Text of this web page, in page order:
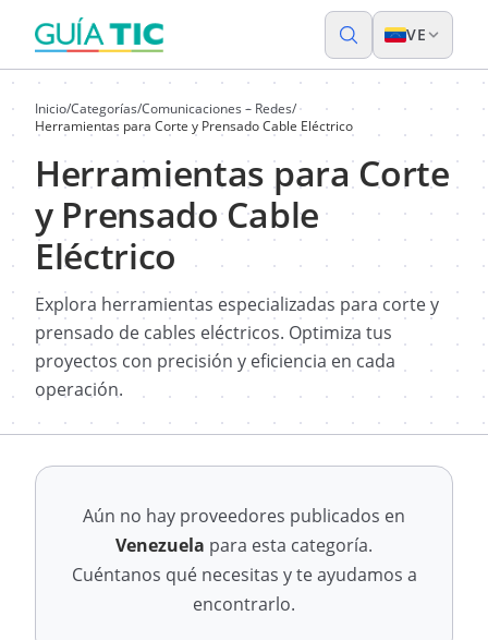
VE
Inicio/Categorías/Comunicaciones – Redes/
Herramientas para Corte y Prensado Cable Eléctrico
Herramientas para Corte
y Prensado Cable
Eléctrico
Explora herramientas especializadas para corte y
prensado de cables eléctricos. Optimiza tus
proyectos con precisión y eficiencia en cada
operación.
Aún no hay proveedores publicados en
Venezuela para esta categoría.
Cuéntanos qué necesitas y te ayudamos a
encontrarlo.